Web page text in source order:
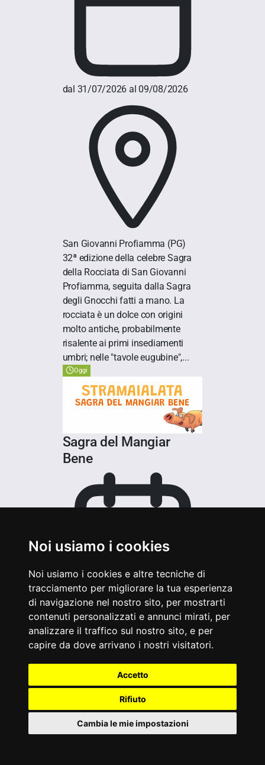
Noi usiamo i cookies
Noi usiamo i cookies e altre tecniche di
tracciamento per migliorare la tua esperienza
di navigazione nel nostro sito, per mostrarti
contenuti personalizzati e annunci mirati, per
analizzare il traffico sul nostro sito, e per
capire da dove arrivano i nostri visitatori.
Accetto
Rifiuto
Cambia le mie impostazioni
dal 31/07/2026 al 09/08/2026
San Giovanni Profiamma (PG)
32ª edizione della celebre Sagra
della Rocciata di San Giovanni
Profiamma, seguita dalla Sagra
degli Gnocchi fatti a mano. La
rocciata è un dolce con origini
molto antiche, probabilmente
risalente ai primi insediamenti
umbri; nelle "tavole eugubine",...
Oggi
Sagra del Mangiar
Bene
dal 04/08/2026 al 09/08/2026